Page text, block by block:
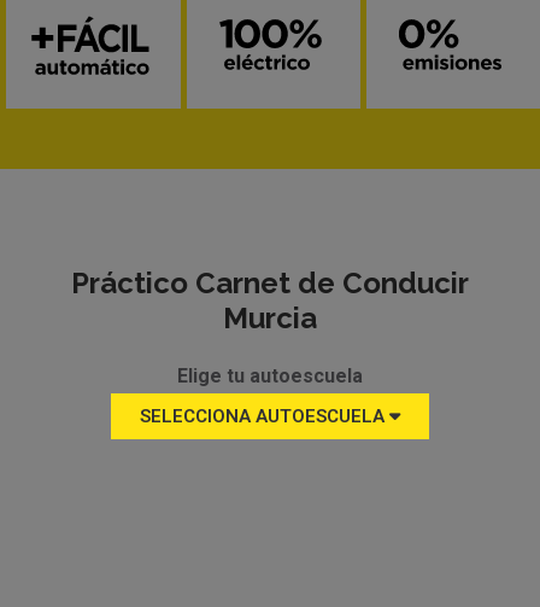
Práctico Carnet de Conducir
Murcia
Elige tu autoescuela
SELECCIONA AUTOESCUELA